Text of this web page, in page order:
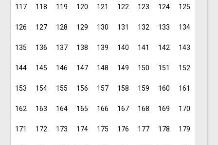
117 118 119 120 121 122 123 124 125
126 127 128 129 130 131 132 133 134
135 136 137 138 139 140 141 142 143
144 145 146 147 148 149 150 151 152
153 154 155 156 157 158 159 160 161
162 163 164 165 166 167 168 169 170
171 172 173 174 175 176 177 178 179